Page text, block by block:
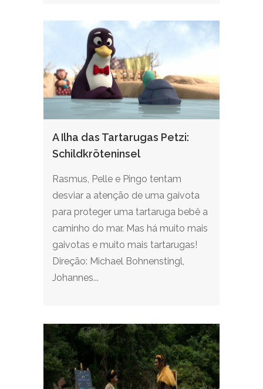
A Ilha das Tartarugas Petzi:
Schildkröteninsel
Rasmus, Pelle e Pingo tentam
desviar a atenção de uma gaivota
para proteger uma tartaruga bebê a
caminho do mar. Mas há muito mais
gaivotas e muito mais tartarugas!
Direção: Michael Bohnenstingl,
Johannes...